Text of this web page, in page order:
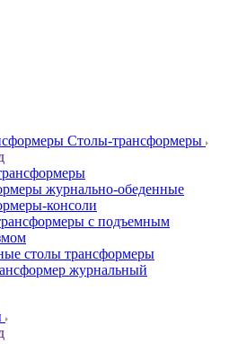
Столы-трансформеры
журнально-обеденные
консоли
с подъемным
столы трансформеры
журнальный